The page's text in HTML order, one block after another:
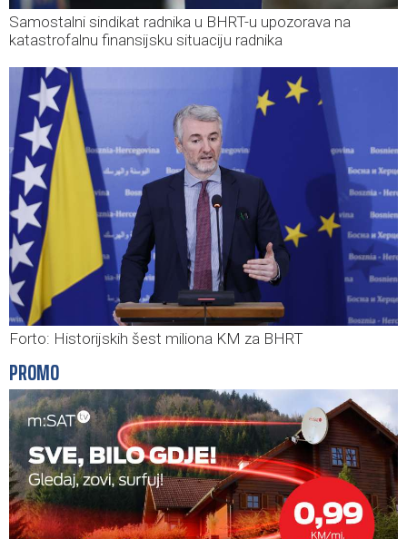
Samostalni sindikat radnika u BHRT-u upozorava na
katastrofalnu finansijsku situaciju radnika
Forto: Historijskih šest miliona KM za BHRT
PROMO